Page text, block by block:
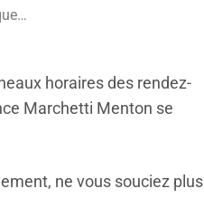
horaires des rendez-
Marchetti Menton se
ne vous souciez plus